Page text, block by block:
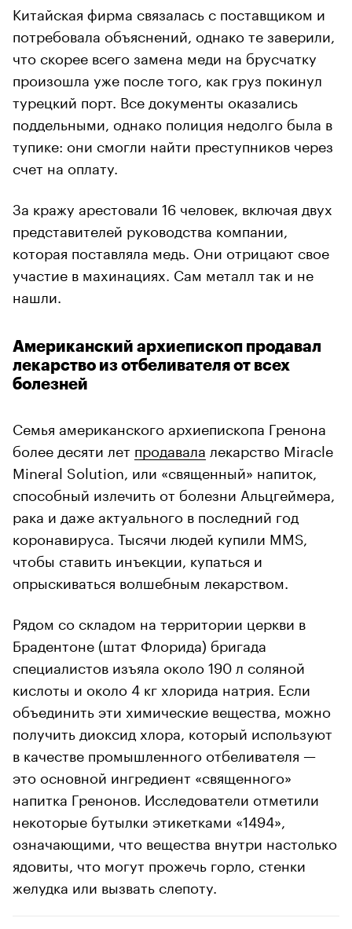
Китайская фирма связалась с поставщиком и
потребовала объяснений, однако те заверили,
что скорее всего замена меди на брусчатку
произошла уже после того, как груз покинул
турецкий порт. Все документы оказались
поддельными, однако полиция недолго была в
тупике: они смогли найти преступников через
счет на оплату.
За кражу арестовали 16 человек, включая двух
представителей руководства компании,
которая поставляла медь. Они отрицают свое
участие в махинациях. Сам металл так и не
нашли.
Американский архиепископ продавал
лекарство из отбеливателя от всех
болезней
Семья американского архиепископа Гренона
более десяти лет продавала лекарство Miracle
Mineral Solution, или «священный» напиток,
способный излечить от болезни Альцгеймера,
рака и даже актуального в последний год
коронавируса. Тысячи людей купили MMS,
чтобы ставить инъекции, купаться и
опрыскиваться волшебным лекарством.
Рядом со складом на территории церкви в
Брадентоне (штат Флорида) бригада
специалистов изъяла около 190 л соляной
кислоты и около 4 кг хлорида натрия. Если
объединить эти химические вещества, можно
получить диоксид хлора, который используют
в качестве промышленного отбеливателя —
это основной ингредиент «священного»
напитка Гренонов. Исследователи отметили
некоторые бутылки этикетками «1494»,
означающими, что вещества внутри настолько
ядовиты, что могут прожечь горло, стенки
желудка или вызвать слепоту.